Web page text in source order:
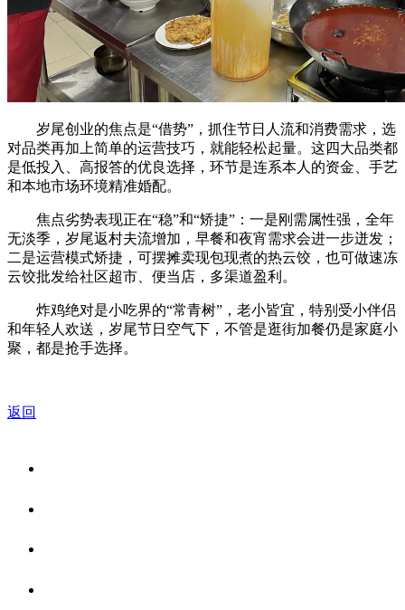
岁尾创业的焦点是“借势”，抓住节日人流和消费需求，选
对品类再加上简单的运营技巧，就能轻松起量。这四大品类都
是低投入、高报答的优良选择，环节是连系本人的资金、手艺
和本地市场环境精准婚配。
焦点劣势表现正在“稳”和“矫捷”：一是刚需属性强，全年
无淡季，岁尾返村夫流增加，早餐和夜宵需求会进一步迸发；
二是运营模式矫捷，可摆摊卖现包现煮的热云饺，也可做速冻
云饺批发给社区超市、便当店，多渠道盈利。
炸鸡绝对是小吃界的“常青树”，老小皆宜，特别受小伴侣
和年轻人欢送，岁尾节日空气下，不管是逛街加餐仍是家庭小
聚，都是抢手选择。
返回